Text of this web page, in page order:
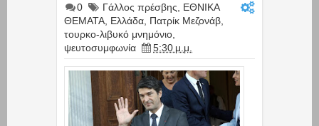
0 Γάλλος πρέσβης
ΕΘΝΙΚΑ
ΘΕΜΑΤΑ Ελλάδα Πατρίκ Μεζονάβ
τουρκο-λιβυκό μνημόνιο
ψευτοσυμφωνία
5:30 μ.μ.